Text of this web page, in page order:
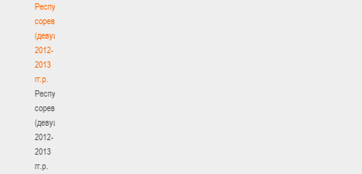
Республиканские
соревнования
(девушки)
2012-
2013
гг.р.
Республиканские
соревнования
(девушки)
2012-
2013
гг.р.